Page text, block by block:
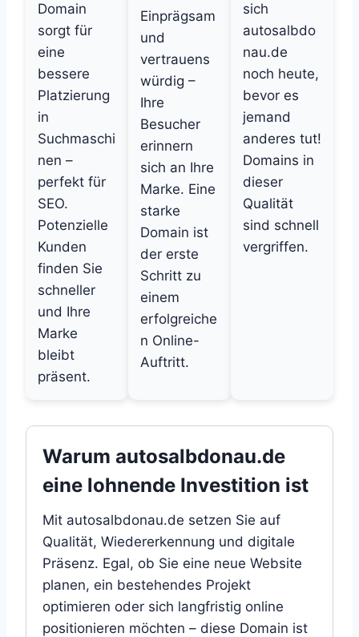
Domain
sorgt für
eine
bessere
Platzierung
in
Suchmaschi
nen –
perfekt für
SEO.
Potenzielle
Kunden
finden Sie
schneller
und Ihre
Marke
bleibt
präsent.
Einprägsam
und
vertrauens
würdig –
Ihre
Besucher
erinnern
sich an Ihre
Marke. Eine
starke
Domain ist
der erste
Schritt zu
einem
erfolgreiche
n Online-
Auftritt.
sich
autosalbdo
nau.de
noch heute,
bevor es
jemand
anderes tut!
Domains in
dieser
Qualität
sind schnell
vergriffen.
Warum autosalbdonau.de
eine lohnende Investition ist
Mit autosalbdonau.de setzen Sie auf
Qualität, Wiedererkennung und digitale
Präsenz. Egal, ob Sie eine neue Website
planen, ein bestehendes Projekt
optimieren oder sich langfristig online
positionieren möchten – diese Domain ist